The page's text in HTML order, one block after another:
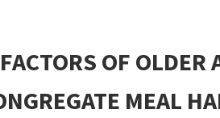
OF OLDER
MEAL